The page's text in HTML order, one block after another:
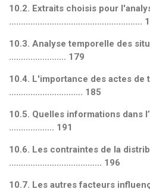
10.2. Extraits choisis pour
........................................................
10.3. Analyse temporelle des
........................ 179
10.4. L'importance des actes de
............................... 185
10.5. Quelles informations dans
................... 191
10.6. Les contraintes de la
....................................... 196
10.7. Les autres facteurs